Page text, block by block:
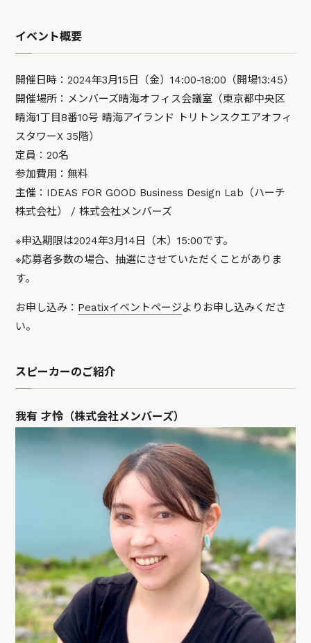
イベント概要
開催日時：2024年3月15日（金）14:00-18:00（開場13:45）
開催場所：メンバーズ晴海オフィス会議室（東京都中央区
晴海1丁目8番10号 晴海アイランド トリトンスクエアオフィ
スタワーX 35階）
定員：20名
参加費用：無料
主催：IDEAS FOR GOOD Business Design Lab（ハーチ
株式会社） / 株式会社メンバーズ
※申込期限は2024年3月14日（木）15:00です。
※応募者多数の場合、抽選にさせていただくことがありま
す。
お申し込み： Peatixイベントページよりお申し込みくださ
い。
スピーカーのご紹介
我有 才怜（株式会社メンバーズ）